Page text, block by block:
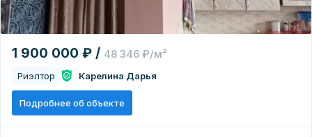
1 900 000 ₽ / 48 346 ₽/м²
Риэлтор Карелина Дарья
Подробнее об объекте